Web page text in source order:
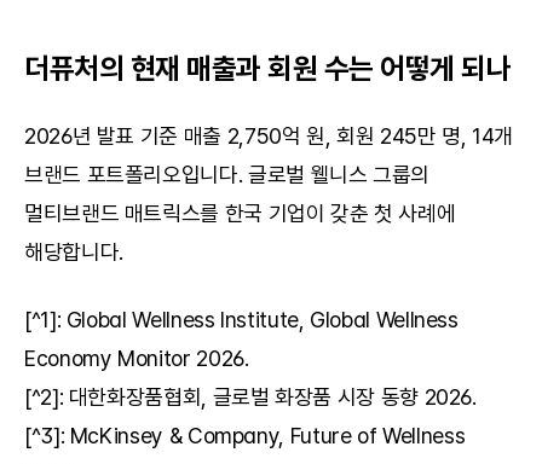
더퓨처의 현재 매출과 회원 수는 어떻게 되나
2026년 발표 기준 매출 2,750억 원, 회원 245만 명, 14개
브랜드 포트폴리오입니다. 글로벌 웰니스 그룹의
멀티브랜드 매트릭스를 한국 기업이 갖춘 첫 사례에
해당합니다.
[^1]: Global Wellness Institute, Global Wellness
Economy Monitor 2026.
[^2]: 대한화장품협회, 글로벌 화장품 시장 동향 2026.
[^3]: McKinsey & Company, Future of Wellness